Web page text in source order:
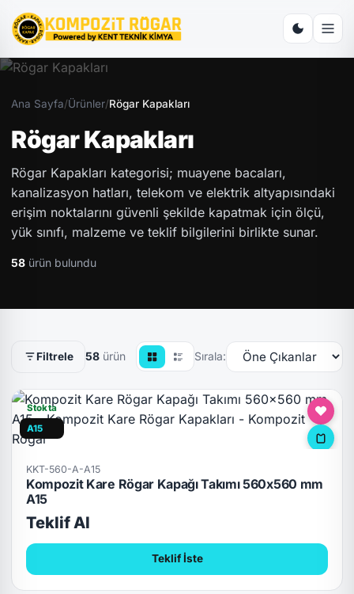
Ana Sayfa/Ürünler/Rögar Kapakları
Rögar Kapakları
Rögar Kapakları kategorisi; muayene bacaları,
kanalizasyon hatları, telekom ve elektrik altyapısındaki
erişim noktalarını güvenli şekilde kapatmak için ölçü,
yük sınıfı, malzeme ve teklif bilgilerini birlikte sunar.
58 ürün bulundu
Filtrele 58 ürün Sırala:
Stokta
A15
KKT-560-A-A15
Kompozit Kare Rögar Kapağı Takımı 560x560 mm
A15
Teklif Al
Teklif İste